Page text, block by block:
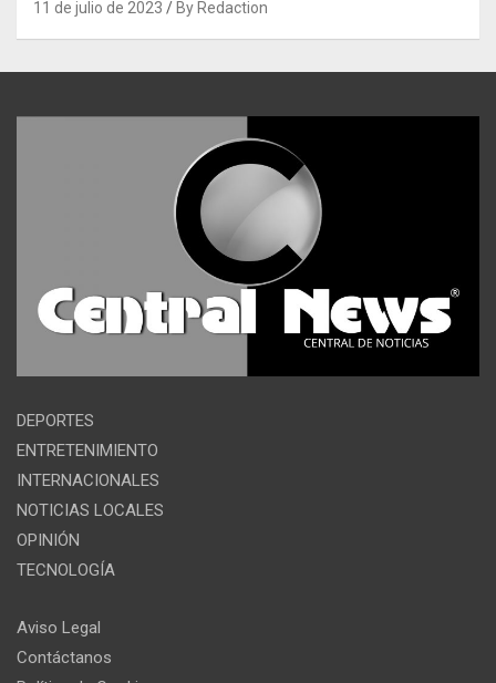
11 de julio de 2023 By Redaction
DEPORTES
ENTRETENIMIENTO
INTERNACIONALES
NOTICIAS LOCALES
OPINIÓN
TECNOLOGÍA
Aviso Legal
Contáctanos